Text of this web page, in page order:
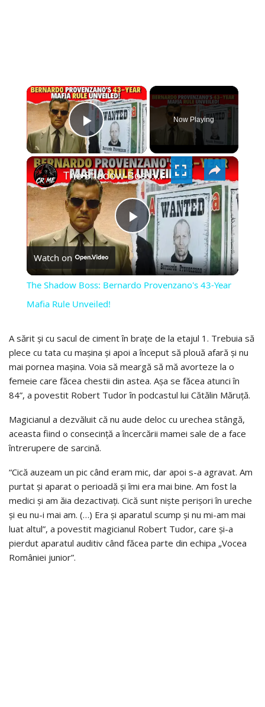
×
PLAY
VIDEO
Now Playing
×
PLAY
VIDEO
The Shadow Boss: Bernardo Provenzano's 43-Year Mafia Rule Unveiled!
Watch on
The Shadow Boss: Bernardo Provenzano's 43-Year
Mafia Rule Unveiled!
A sărit și cu sacul de ciment în brațe de la etajul 1. Trebuia să
plece cu tata cu mașina și apoi a început să plouă afară și nu
mai pornea mașina. Voia să meargă să mă avorteze la o
femeie care făcea chestii din astea. Așa se făcea atunci în
84”, a povestit Robert Tudor în podcastul lui Cătălin Măruță.
Magicianul a dezvăluit că nu aude deloc cu urechea stângă,
aceasta fiind o consecință a încercării mamei sale de a face
întrerupere de sarcină.
“Cică auzeam un pic când eram mic, dar apoi s-a agravat. Am
purtat și aparat o perioadă și îmi era mai bine. Am fost la
medici și am ăia dezactivați. Cică sunt niște perișori în ureche
și eu nu-i mai am. (…) Era și aparatul scump și nu mi-am mai
luat altul”, a povestit magicianul Robert Tudor, care și-a
pierdut aparatul auditiv când făcea parte din echipa „Vocea
României junior”.